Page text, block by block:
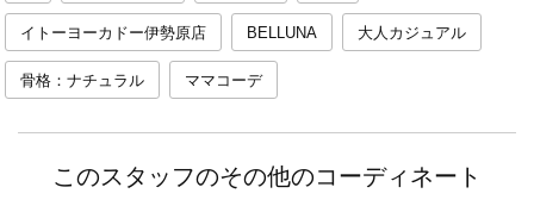
イトーヨーカドー伊勢原店 BELLUNA 大人カジュアル
骨格：ナチュラル ママコーデ
このスタッフのその他のコーディネート